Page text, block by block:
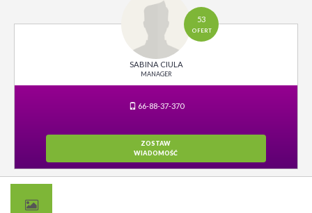
53
OFERT
SABINA CIULA
MANAGER
66-88-37-370
ZOSTAW
WIADOMOŚĆ